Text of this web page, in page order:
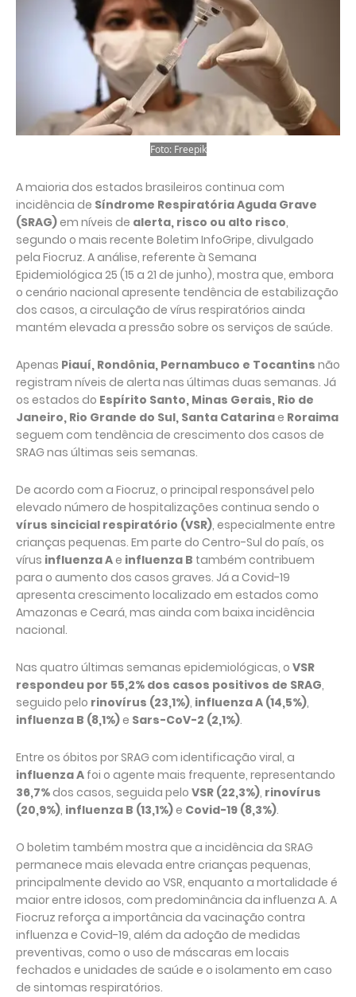
Foto: Freepik
A maioria dos estados brasileiros continua com
incidência de Síndrome Respiratória Aguda Grave
(SRAG)em níveis de alerta, risco ou alto risco,
segundo o mais recente Boletim InfoGripe, divulgado
pela Fiocruz. A análise, referente à Semana
Epidemiológica 25 (15 a 21 de junho), mostra que, embora
o cenário nacional apresente tendência de estabilização
dos casos, a circulação de vírus respiratórios ainda
mantém elevada a pressão sobre os serviços de saúde.
Apenas Piauí, Rondônia, Pernambuco e Tocantins não
registram níveis de alerta nas últimas duas semanas. Já
os estados do Espírito Santo, Minas Gerais, Rio de
Janeiro, Rio Grande do Sul, Santa Catarinae Roraima
seguem com tendência de crescimento dos casos de
SRAG nas últimas seis semanas.
De acordo com a Fiocruz, o principal responsável pelo
elevado número de hospitalizações continua sendo o
vírus sincicial respiratório (VSR), especialmente entre
crianças pequenas. Em parte do Centro-Sul do país, os
vírus influenza Ae influenza B também contribuem
para o aumento dos casos graves. Já a Covid-19
apresenta crescimento localizado em estados como
Amazonas e Ceará, mas ainda com baixa incidência
nacional.
Nas quatro últimas semanas epidemiológicas, o VSR
respondeu por 55,2% dos casos positivos de SRAG,
seguido pelo rinovírus (23,1%), influenza A (14,5%),
influenza B (8,1%)e Sars-CoV-2 (2,1%).
Entre os óbitos por SRAG com identificação viral, a
influenza A foi o agente mais frequente, representando
36,7%dos casos, seguida pelo VSR (22,3%), rinovírus
(20,9%), influenza B (13,1%)e Covid-19 (8,3%).
O boletim também mostra que a incidência da SRAG
permanece mais elevada entre crianças pequenas,
principalmente devido ao VSR, enquanto a mortalidade é
maior entre idosos, com predominância da influenza A. A
Fiocruz reforça a importância da vacinação contra
influenza e Covid-19, além da adoção de medidas
preventivas, como o uso de máscaras em locais
fechados e unidades de saúde e o isolamento em caso
de sintomas respiratórios.